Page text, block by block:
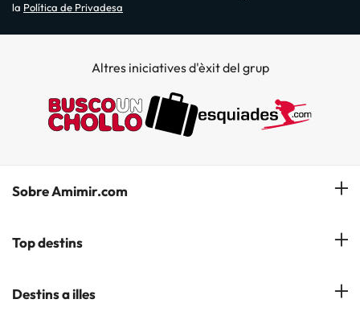
la Política de Privadesa
Altres iniciatives d'èxit del grup
Sobre Amimir.com
¿Qui som?
Opinions
Top destins
Hotels a Salou
Destins a illes